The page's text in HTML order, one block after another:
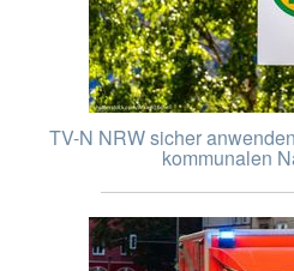
TV-N NRW sicher
kommunalen